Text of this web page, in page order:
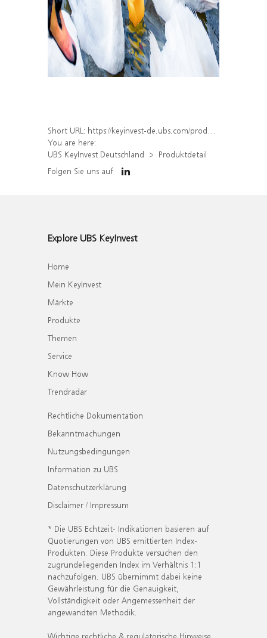
Short URL: https://keyinvest-de.ubs.com/produkt/detail/index/isin/DE000WA619W4
You are here:
UBS KeyInvest Deutschland
Produktdetail
Folgen Sie uns auf
Explore UBS KeyInvest
Home
Mein KeyInvest
Märkte
Produkte
Themen
Service
Know How
Trendradar
Rechtliche Dokumentation
Bekanntmachungen
Nutzungsbedingungen
Information zu UBS
Datenschutzerklärung
Disclaimer / Impressum
* Die UBS Echtzeit- Indikationen basieren auf
Quotierungen von UBS emittierten Index-
Produkten. Diese Produkte versuchen den
zugrundeliegenden Index im Verhältnis 1:1
nachzufolgen. UBS übernimmt dabei keine
Gewährleistung für die Genauigkeit,
Vollständigkeit oder Angemessenheit der
angewandten Methodik.